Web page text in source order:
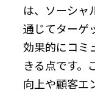
は、ソーシャ
通じてターゲ
効果的にコミ
きる点です。
向上や顧客エ